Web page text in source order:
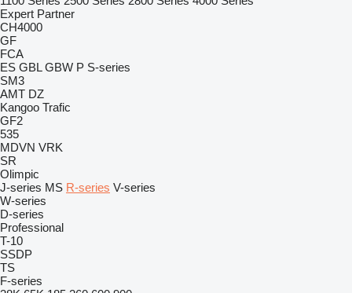
Expert Partner
CH4000
GF
FCA
ES GBL GBW P S-series
SM3
AMT DZ
Kangoo Trafic
GF2
535
MDVN VRK
SR
Olimpic
J-series MS R-series V-series
W-series
D-series
Professional
T-10
SSDP
TS
F-series